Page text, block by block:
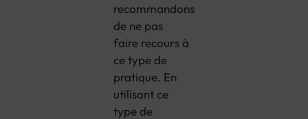
recommandons
de ne pas
faire recours à
ce type de
pratique. En
utilisant ce
type de